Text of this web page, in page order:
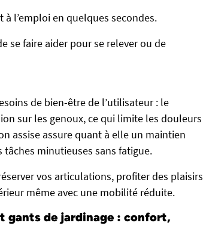
l’emploi en quelques secondes.
se faire aider pour se relever ou de
de bien-être de l’utilisateur : le
sur les genoux, ce qui limite les douleurs
assise assure quant à elle un maintien
minutieuses sans fatigue.
vos articulations, profiter des plaisirs
même avec une mobilité réduite.
gants de jardinage : confort,